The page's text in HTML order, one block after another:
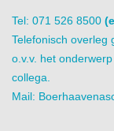
Tel: 071 526 8500
Telefonisch overleg
o.v.v. het
collega.
Mail: